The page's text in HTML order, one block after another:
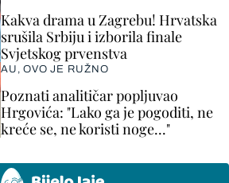
Kakva drama u Zagrebu! Hrvatska
srušila Srbiju i izborila finale
Svjetskog prvenstva
AU, OVO JE RUŽNO
Poznati analitičar popljuvao
Hrgovića: "Lako ga je pogoditi, ne
kreće se, ne koristi noge..."